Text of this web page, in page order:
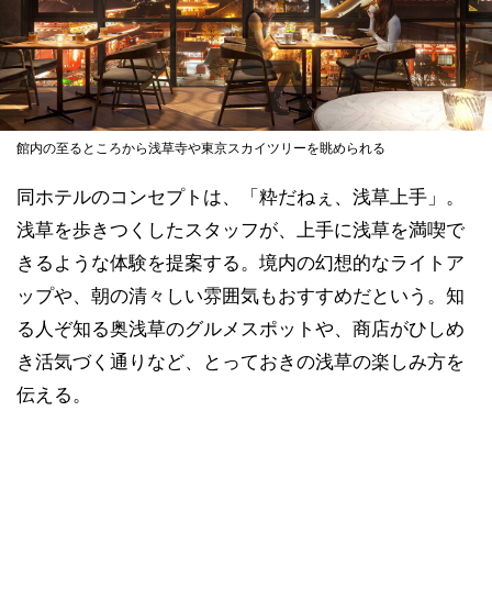
館内の至るところから浅草寺や東京スカイツリーを眺められる
同ホテルのコンセプトは、「粋だねぇ、浅草上手」。
浅草を歩きつくしたスタッフが、上手に浅草を満喫で
きるような体験を提案する。境内の幻想的なライトア
ップや、朝の清々しい雰囲気もおすすめだという。知
る人ぞ知る奥浅草のグルメスポットや、商店がひしめ
き活気づく通りなど、とっておきの浅草の楽しみ方を
伝える。